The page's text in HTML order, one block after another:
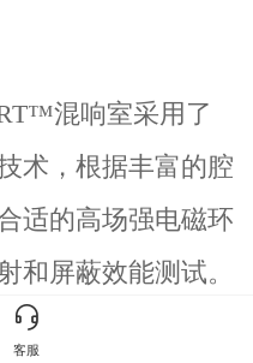
混响室采用了
术 ，根据丰富的腔
适的高场强电磁环
和屏蔽效能测试。
SMART™
客服